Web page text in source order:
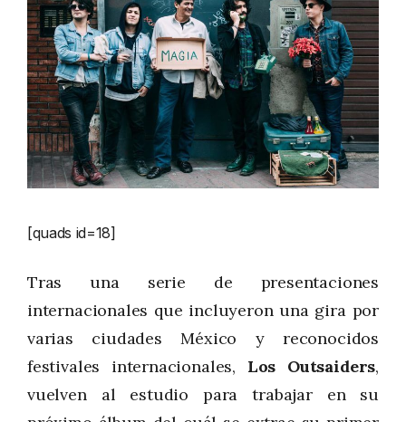
[quads id=18]
Tras una serie de presentaciones
internacionales que incluyeron una gira por
varias ciudades México y reconocidos
festivales internacionales, Los Outsaiders,
vuelven al estudio para trabajar en su